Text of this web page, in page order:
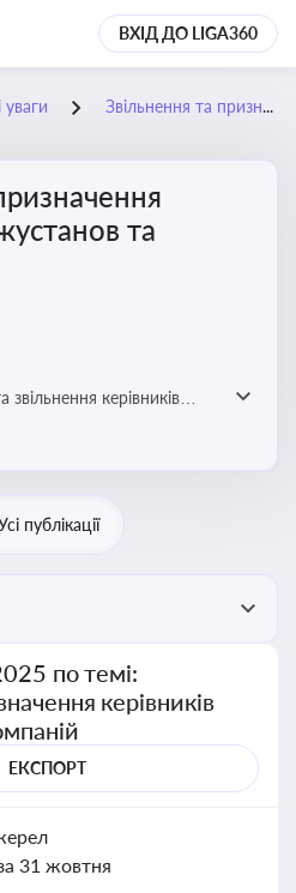
ВХІД ДО LIGA360
Звільнення та призначення керівників держустанов та компаній
та
керівників
публікації
по темі:
керівників
ЕКСПОРТ
31 жовтня